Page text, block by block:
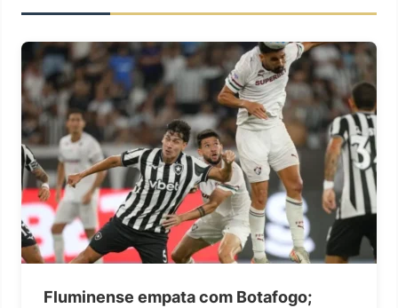
Fluminense empata com Botafogo;